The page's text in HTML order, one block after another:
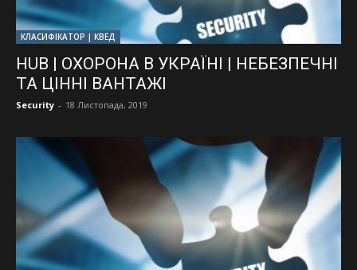
КЛАСИФІКАТОР | КВЕД
HUB | ОХОРОНА В УКРАЇНІ | НЕБЕЗПЕЧНІ
ТА ЦІННІ ВАНТАЖІ
Security - 18 Листопада, 2019